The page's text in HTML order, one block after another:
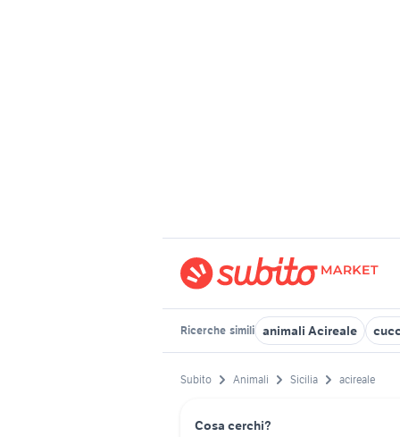
Ricerche simili animali Acireale
Subito Animali Sicilia acireale
Cosa cerchi?